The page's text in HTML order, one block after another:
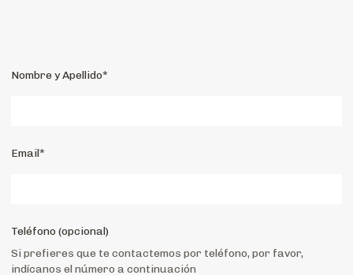
Nombre y Apellido*
Email*
Teléfono (opcional)
Si prefieres que te contactemos por teléfono, por favor,
indícanos el número a continuación